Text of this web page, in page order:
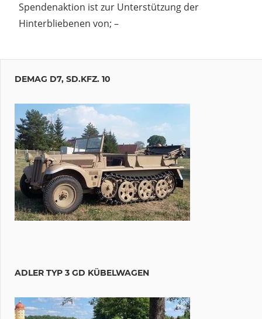
Spendenaktion ist zur Unterstützung der
Hinterbliebenen von; –
DEMAG D7, SD.KFZ. 10
ADLER TYP 3 GD KÜBELWAGEN